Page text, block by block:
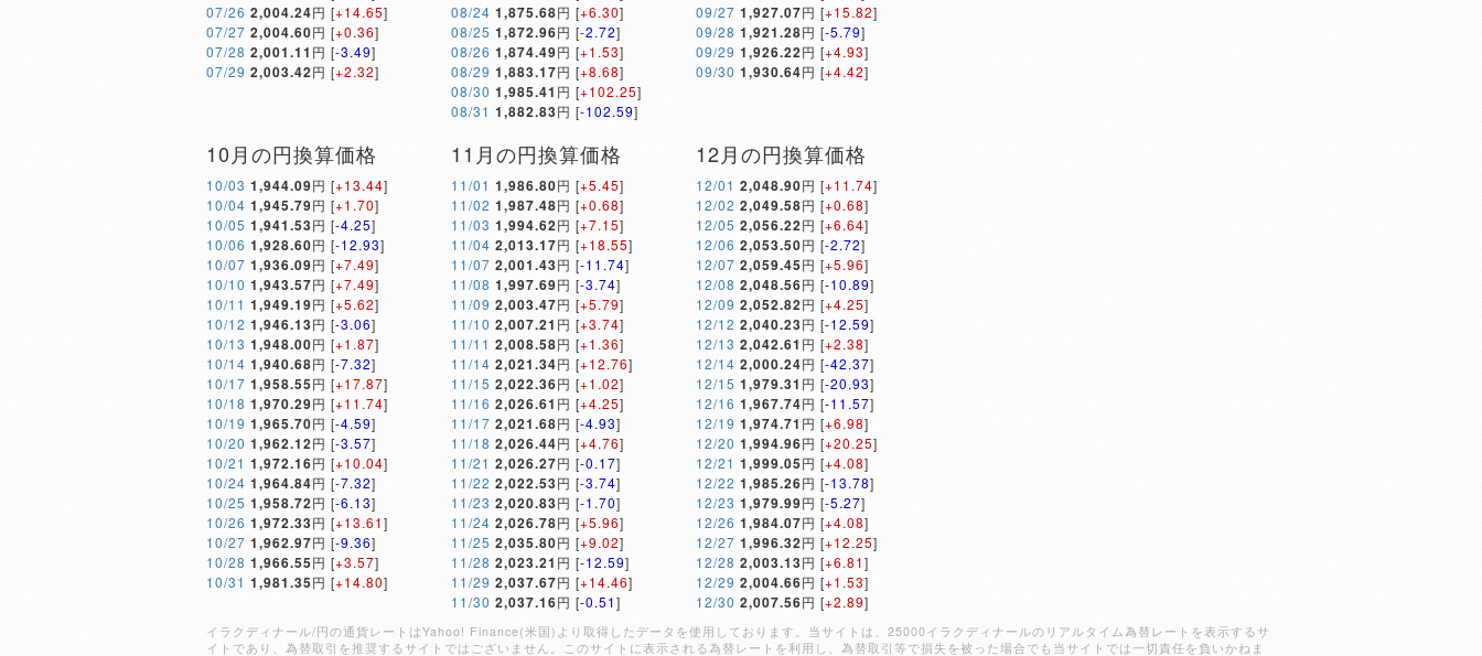
07/26 2,004.24円 [+14.65]
07/27 2,004.60円 [+0.36]
07/28 2,001.11 円 [-3.49]
07/29 2,003.42円 [+2.32]
08/24 1,875.68円 [+6.30]
08/25 1,872.96円 [-2.72]
08/26 1,874.49円 [+1.53]
08/29 1,883.17円 [+8.68]
08/30 1,985.41 円 [+102.25]
08/31 1,882.83円 [-102.59]
09/27 1,927.07円 [+15.82]
09/28 1,921.28円 [-5.79]
09/29 1,926.22円 [+4.93]
09/30 1,930.64円 [+4.42]
10月の円換算価格
10/03 1,944.09円 [+13.44]
10/04 1,945.79円 [+1.70]
10/05 1,941.53円 [-4.25]
10/06 1,928.60円 [-12.93]
10/07 1,936.09円 [+7.49]
10/10 1,943.57円 [+7.49]
10/11 1,949.19円 [+5.62]
10/12 1,946.13円 [-3.06]
10/13 1,948.00円 [+1.87]
10/14 1,940.68円 [-7.32]
10/17 1,958.55円 [+17.87]
10/18 1,970.29円 [+11.74]
10/19 1,965.70円 [-4.59]
10/20 1,962.12円 [-3.57]
10/21 1,972.16円 [+10.04]
10/24 1,964.84円 [-7.32]
10/25 1,958.72円 [-6.13]
10/26 1,972.33円 [+13.61]
10/27 1,962.97円 [-9.36]
10/28 1,966.55円 [+3.57]
10/31 1,981.35円 [+14.80]
11月の円換算価格
11/01 1,986.80円 [+5.45]
11/02 1,987.48円 [+0.68]
11/03 1,994.62円 [+7.15]
11/04 2,013.17円 [+18.55]
11/07 2,001.43円 [-11.74]
11/08 1,997.69円 [-3.74]
11/09 2,003.47円 [+5.79]
11/10 2,007.21 円 [+3.74]
11/11 2,008.58円 [+1.36]
11/14 2,021.34円 [+12.76]
11/15 2,022.36円 [+1.02]
11/16 2,026.61 円 [+4.25]
11/17 2,021.68円 [-4.93]
11/18 2,026.44円 [+4.76]
11/21 2,026.27円 [-0.17]
11/22 2,022.53円 [-3.74]
11/23 2,020.83円 [-1.70]
11/24 2,026.78円 [+5.96]
11/25 2,035.80円 [+9.02]
11/28 2,023.21 円 [-12.59]
11/29 2,037.67円 [+14.46]
11/30 2,037.16円 [-0.51]
12月の円換算価格
12/01 2,048.90円 [+11.74]
12/02 2,049.58円 [+0.68]
12/05 2,056.22円 [+6.64]
12/06 2,053.50円 [-2.72]
12/07 2,059.45円 [+5.96]
12/08 2,048.56円 [-10.89]
12/09 2,052.82円 [+4.25]
12/12 2,040.23円 [-12.59]
12/13 2,042.61 円 [+2.38]
12/14 2,000.24円 [-42.37]
12/15 1,979.31 円 [-20.93]
12/16 1,967.74円 [-11.57]
12/19 1,974.71 円 [+6.98]
12/20 1,994.96円 [+20.25]
12/21 1,999.05円 [+4.08]
12/22 1,985.26円 [-13.78]
12/23 1,979.99円 [-5.27]
12/26 1,984.07円 [+4.08]
12/27 1,996.32円 [+12.25]
12/28 2,003.13円 [+6.81]
12/29 2,004.66円 [+1.53]
12/30 2,007.56円 [+2.89]
イラクディナール/円の通貨レートはYahoo! Finance(米国)より取得したデータを使用しております。当サイトは、25000イラクディナールのリアルタイム為替レートを表示するサ
イトであり、為替取引を推奨するサイトではございません。このサイトに表示される為替レートを利用し、為替取引等で損失を被った場合でも当サイトでは一切責任を負いかねま